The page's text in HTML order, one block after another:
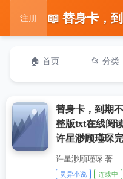
注册
🏠 首页 📂 分类
替身卡，到期
整版txt在线阅
许星渺顾瑾琛
许星渺顾瑾琛 著
灵异小说 连载中